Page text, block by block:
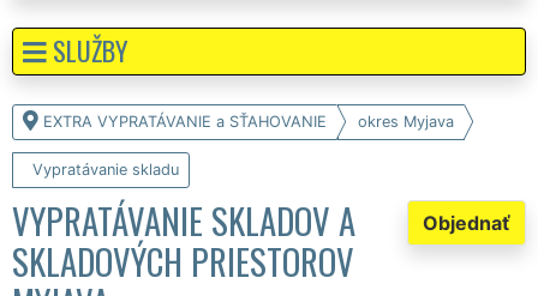
EXTRA VYPRATÁVANIE a SŤAHOVANIE okres Myjava
Vypratávanie skladu
Objednať
VYPRATÁVANIE SKLADOV A
SKLADOVÝCH PRIESTOROV
SLUŽBY